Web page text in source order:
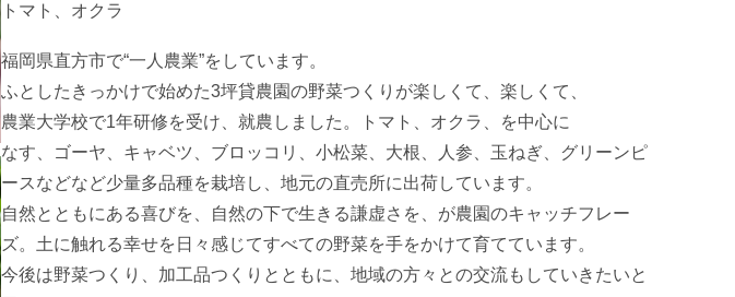
トマト、オクラ
福岡県直方市で“一人農業”をしています。
ふとしたきっかけで始めた3坪貸農園の野菜つくりが楽しくて、楽しくて、
農業大学校で1年研修を受け、就農しました。トマト、オクラ、を中心に
なす、ゴーヤ、キャベツ、ブロッコリ、小松菜、大根、人参、玉ねぎ、グリーンピ
ースなどなど少量多品種を栽培し、地元の直売所に出荷しています。
自然とともにある喜びを、自然の下で生きる謙虚さを、が農園のキャッチフレー
ズ。土に触れる幸せを日々感じてすべての野菜を手をかけて育てています。
今後は野菜つくり、加工品つくりとともに、地域の方々との交流もしていきたいと